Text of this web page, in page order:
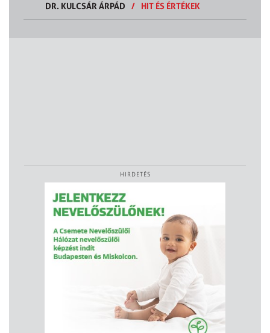
DR. KULCSÁR ÁRPÁD
/ HIT ÉS ÉRTÉKEK
HIRDETÉS